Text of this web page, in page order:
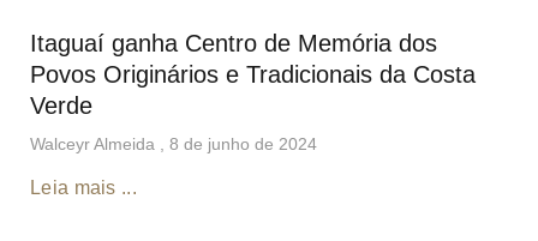
Itaguaí ganha Centro de Memória dos
Povos Originários e Tradicionais da Costa
Verde
Walceyr Almeida 8 de junho de 2024
Leia mais ...